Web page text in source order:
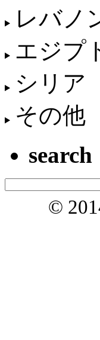
レバノ
エジプ
シリア
その他
search
©